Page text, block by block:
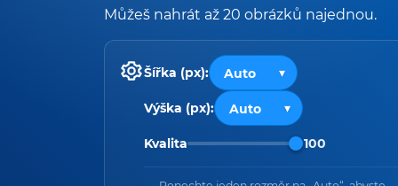
Můžeš nahrát až 20 obrázků najednou.
Šířka (px):
Výška (px):
Kvalita 100